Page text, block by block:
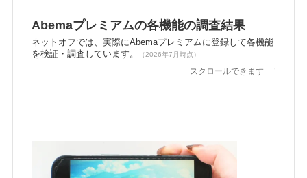
Abemaプレミアムの各機能の調査結果
ネットオフでは、実際にAbemaプレミアムに登録して各機能
を検証・調査しています。
（2026年7月時点）
スクロールできます